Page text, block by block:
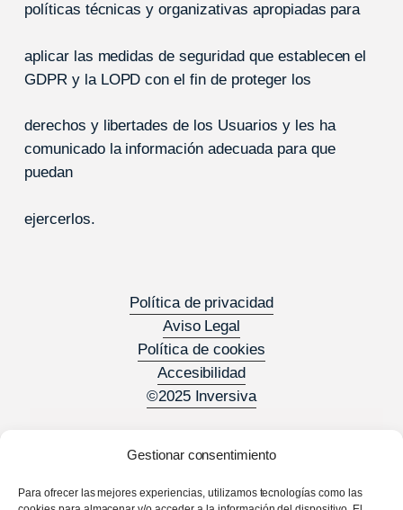
Gestionar consentimiento
Para ofrecer las mejores experiencias, utilizamos tecnologías como las
políticas técnicas y organizativas apropiadas para
aplicar las medidas de seguridad que establecen el
GDPR y la LOPD con el fin de proteger los
derechos y libertades de los Usuarios y les ha
comunicado la información adecuada para que
puedan
ejercerlos.
Política de privacidad
Aviso Legal
Política de cookies
Accesibilidad
©2025 Inversiva